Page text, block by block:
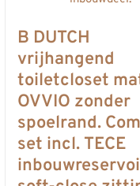
B DUTCH
vrijhangend
toiletcloset
OVVIO zonder
spoelrand.
set incl. TECE